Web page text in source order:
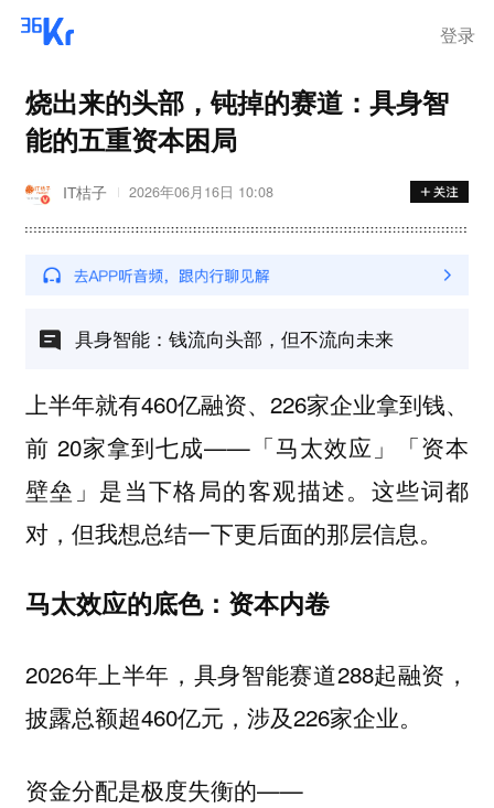
登录
烧出来的头部，钝掉的赛道：具身智
能的五重资本困局
IT桔子 2026年06月16日 10:08
具身智能：钱流向头部，但不流向未来
上半年就有460亿融资、226家企业拿到钱、
前 20家拿到七成——「马太效应」「资本
壁垒」是当下格局的客观描述。这些词都
对，但我想总结一下更后面的那层信息。
马太效应的底色：资本内卷
2026年上半年，具身智能赛道288起融资，
披露总额超460亿元，涉及226家企业。
资金分配是极度失衡的——